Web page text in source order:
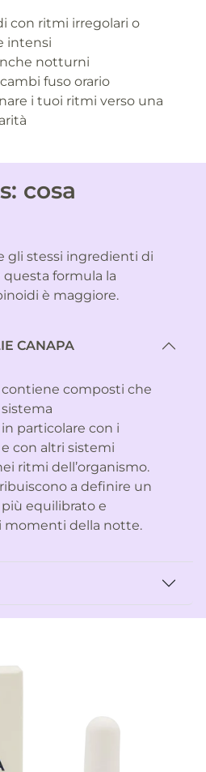
con ritmi irregolari o
intensi
notturni
fuso orario
i tuoi ritmi verso una
cosa
gli stessi ingredienti di
questa formula la
è maggiore.
CANAPA
contiene composti che
particolare con i
e con altri sistemi
ritmi dell’organismo.
a definire un
equilibrato e
momenti della notte.